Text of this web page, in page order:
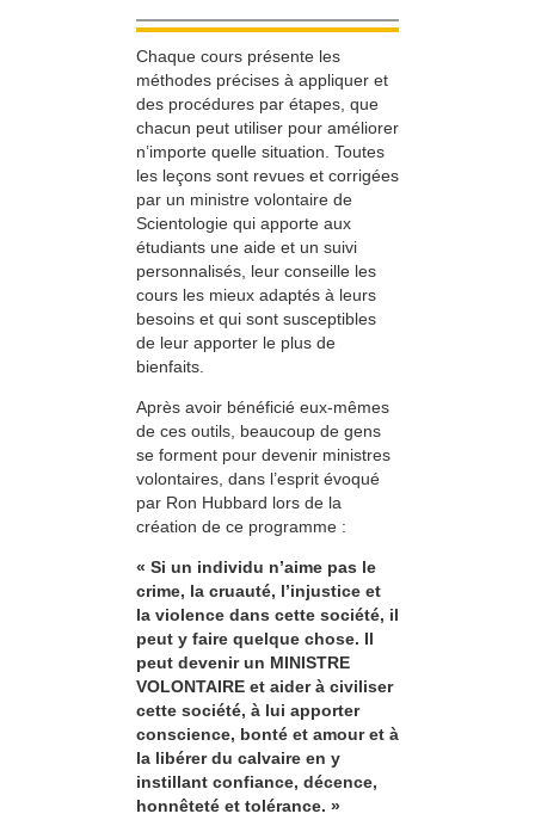
Chaque cours présente les
méthodes précises à appliquer et
des procédures par étapes, que
chacun peut utiliser pour améliorer
n’importe quelle situation. Toutes
les leçons sont revues et corrigées
par un ministre volontaire de
Scientologie qui apporte aux
étudiants une aide et un suivi
personnalisés, leur conseille les
cours les mieux adaptés à leurs
besoins et qui sont susceptibles
de leur apporter le plus de
bienfaits.
Après avoir bénéficié eux-mêmes
de ces outils, beaucoup de gens
se forment pour devenir ministres
volontaires, dans l’esprit évoqué
par Ron Hubbard lors de la
création de ce programme :
« Si un individu n’aime pas le
crime, la cruauté, l’injustice et
la violence dans cette société, il
peut y faire quelque chose. Il
peut devenir un MINISTRE
VOLONTAIRE et aider à civiliser
cette société, à lui apporter
conscience, bonté et amour et à
la libérer du calvaire en y
instillant confiance, décence,
honnêteté et tolérance. »